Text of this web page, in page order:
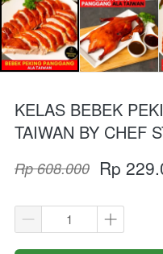
KELAS BEBEK
TAIWAN BY CHEF
Rp 608.000 Rp